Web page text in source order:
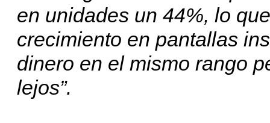
en unidades un 44%, lo
crecimiento en pantallas
dinero en el mismo rango
lejos”.